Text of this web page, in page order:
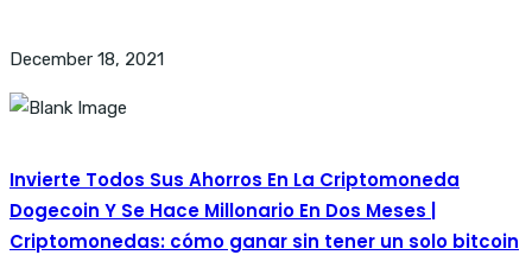
December 18, 2021
Invierte Todos Sus Ahorros En La Criptomoneda
Dogecoin Y Se Hace Millonario En Dos Meses |
Criptomonedas: cómo ganar sin tener un solo bitcoin